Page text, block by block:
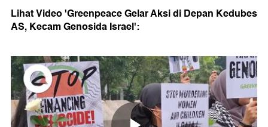
Lihat Video 'Greenpeace Gelar Aksi di Depan Kedubes
AS, Kecam Genosida Israel':